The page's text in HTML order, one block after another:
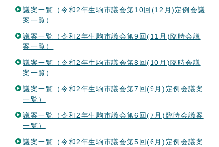
議案一覧（令和2年生駒市議会第10回(12月)定例会議
案一覧）
議案一覧（令和2年生駒市議会第9回(11月)臨時会議
案一覧）
議案一覧（令和2年生駒市議会第8回(10月)臨時会議
案一覧）
議案一覧（令和2年生駒市議会第7回(9月)定例会議案
一覧）
議案一覧（令和2年生駒市議会第6回(7月)臨時会議案
一覧）
議案一覧（令和2年生駒市議会第5回(6月)定例会議案